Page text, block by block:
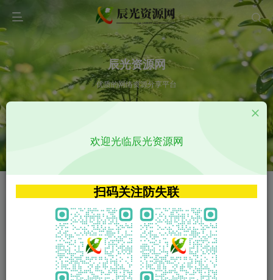
辰光资源网
优质的网络资源分享平台
VIP特权介绍 APP源码
VIP特权介绍
火
VIP特权介绍
影视源码
影视源码
欢迎光临辰光资源网
扫码关注防失联